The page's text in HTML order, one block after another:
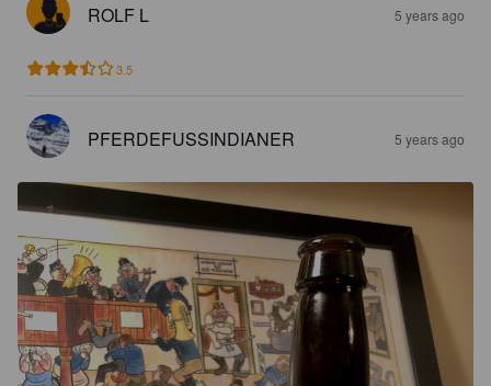
ROLF L 5 years ago
3.5
PFERDEFUSSINDIANER 5 years ago